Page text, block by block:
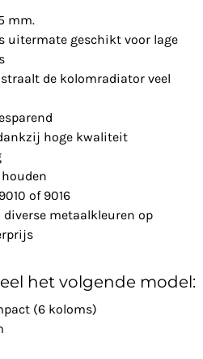
mm.
uitermate geschikt voor lage
de kolomradiator veel
hoge kwaliteit
of 9016
diverse metaalkleuren op
het volgende model:
(6 koloms)